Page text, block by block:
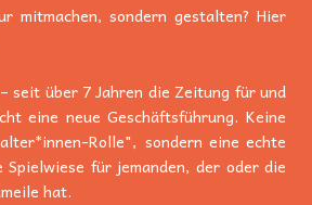
mitmachen, sondern gestalten? Hier
seit über 7 Jahren die Zeitung für und
eine neue Geschäftsführung. Keine
Rolle", sondern eine echte
Spielwiese für jemanden, der oder die
hat.